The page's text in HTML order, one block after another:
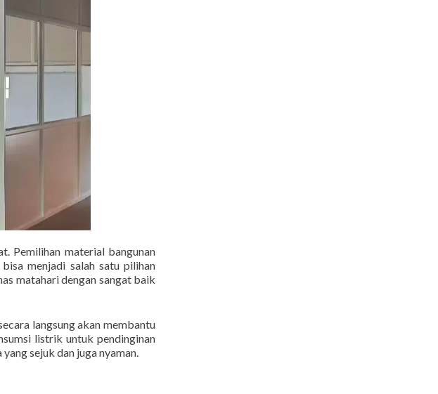
Pemilihan material bangunan
menjadi salah satu pilihan
matahari dengan sangat baik
langsung akan membantu
listrik untuk pendinginan
sejuk dan juga nyaman.